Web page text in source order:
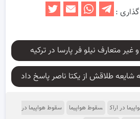
:
متعارف نیلو فر پارسا در ترکیه
در اراک سقوط هواپیما
سقوط هواپیما در